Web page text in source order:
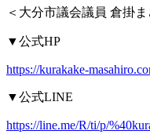
＜大分市議会議員 倉掛ま
▼公式HP
https://kurakake-
▼公式LINE
https://line.me/R/ti/p/